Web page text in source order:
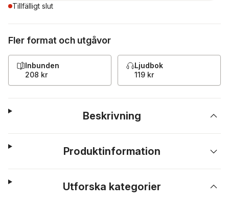
Tillfälligt slut
Fler format och utgåvor
Inbunden
208 kr
Ljudbok
119 kr
Beskrivning
Produktinformation
Utforska kategorier